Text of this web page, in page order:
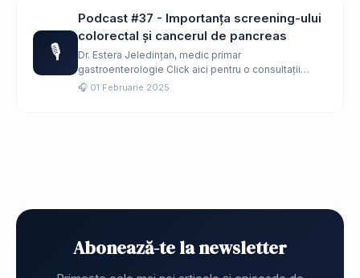
🎙️
Podcast #37 - Importanța screening-ului
colorectal și cancerul de pancreas
Dr. Estera Jeledințan, medic primar
gastroenterologie Click aici pentru o consultații
online cu dr Estera Jele…
🎧 01 Februarie 2025
Abonează-te la newsletter